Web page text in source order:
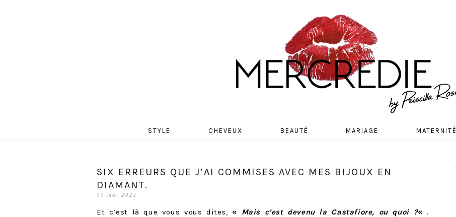
MERCREDIE
STYLE CHEVEUX BEAUTÉ MARIAGE MATERNITÉ
SIX ERREURS QUE J’AI COMMISES AVEC MES BIJOUX EN
DIAMANT.
13 mai 2021
Et c’est là que vous vous dites,« Mais c’est devenu la Castafiore, ou quoi ?« .